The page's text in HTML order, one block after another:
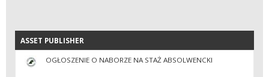
ASSET PUBLISHER
ASSET PUBLISHER
OGŁOSZENIE O NABORZE NA STAŻ ABSOLWENCKI